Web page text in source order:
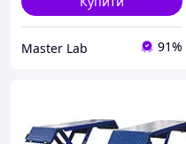
Master Lab 91%